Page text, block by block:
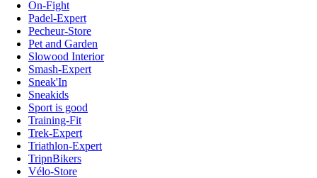
On-Fight
Padel-Expert
Pecheur-Store
Pet and Garden
Slowood Interior
Smash-Expert
Sneak'In
Sneakids
Sport is good
Training-Fit
Trek-Expert
Triathlon-Expert
TripnBikers
Vélo-Store